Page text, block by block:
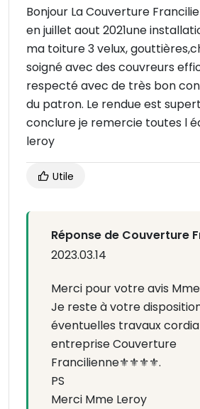
Bonjour La Couverture
en juillet aout 2021une
ma toiture 3 velux,
soigné avec des couvreurs
respecté avec de très bon
du patron. Le rendue est
conclure je remercie toutes l
leroy
Utile
Réponse de Couverture
2023.03.14
Merci pour votre avis
Je reste à votre
éventuelles travaux
entreprise Couverture
Francilienne⚜️⚜️⚜️⚜️.
PS
Merci Mme Leroy